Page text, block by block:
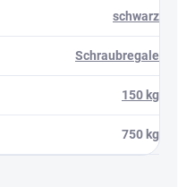
schwarz
Schraubregale
150 kg
750 kg